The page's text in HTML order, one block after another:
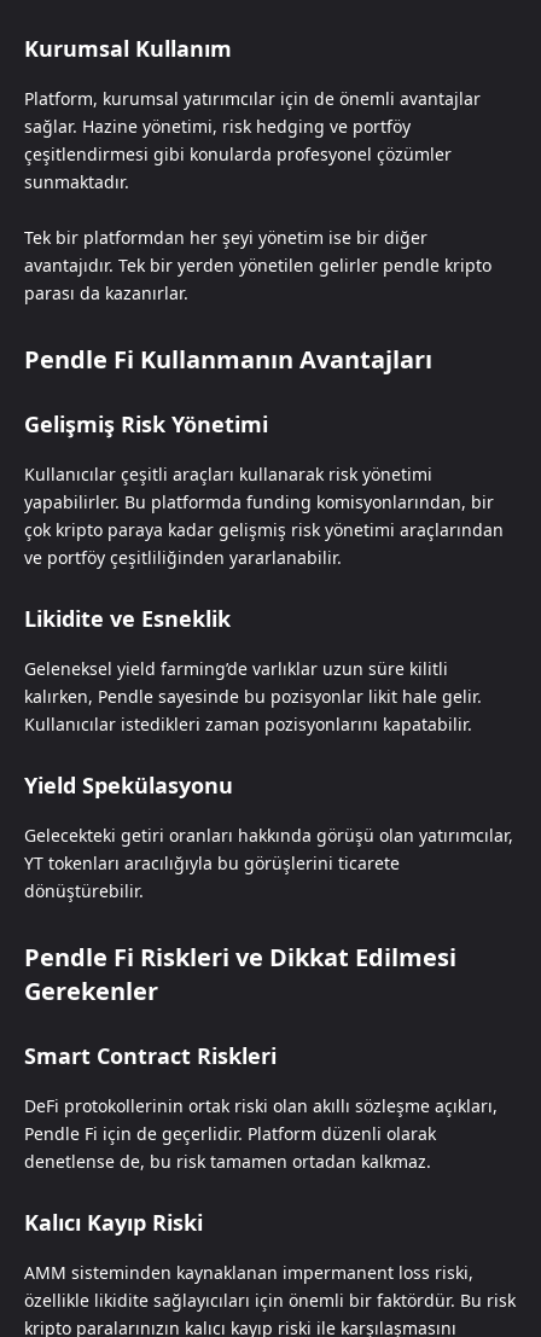
Kurumsal Kullanım
Platform, kurumsal yatırımcılar için de önemli avantajlar
sağlar. Hazine yönetimi, risk hedging ve portföy
çeşitlendirmesi gibi konularda profesyonel çözümler
sunmaktadır.
Tek bir platformdan her şeyi yönetim ise bir diğer
avantajıdır. Tek bir yerden yönetilen gelirler pendle kripto
parası da kazanırlar.
Pendle Fi Kullanmanın Avantajları
Gelişmiş Risk Yönetimi
Kullanıcılar çeşitli araçları kullanarak risk yönetimi
yapabilirler. Bu platformda funding komisyonlarından, bir
çok kripto paraya kadar gelişmiş risk yönetimi araçlarından
ve portföy çeşitliliğinden yararlanabilir.
Likidite ve Esneklik
Geleneksel yield farming’de varlıklar uzun süre kilitli
kalırken, Pendle sayesinde bu pozisyonlar likit hale gelir.
Kullanıcılar istedikleri zaman pozisyonlarını kapatabilir.
Yield Spekülasyonu
Gelecekteki getiri oranları hakkında görüşü olan yatırımcılar,
YT tokenları aracılığıyla bu görüşlerini ticarete
dönüştürebilir.
Pendle Fi Riskleri ve Dikkat Edilmesi
Gerekenler
Smart Contract Riskleri
DeFi protokollerinin ortak riski olan akıllı sözleşme açıkları,
Pendle Fi için de geçerlidir. Platform düzenli olarak
denetlense de, bu risk tamamen ortadan kalkmaz.
Kalıcı Kayıp Riski
AMM sisteminden kaynaklanan impermanent loss riski,
özellikle likidite sağlayıcıları için önemli bir faktördür. Bu risk
kripto paralarınızın kalıcı kayıp riski ile karşılaşmasını